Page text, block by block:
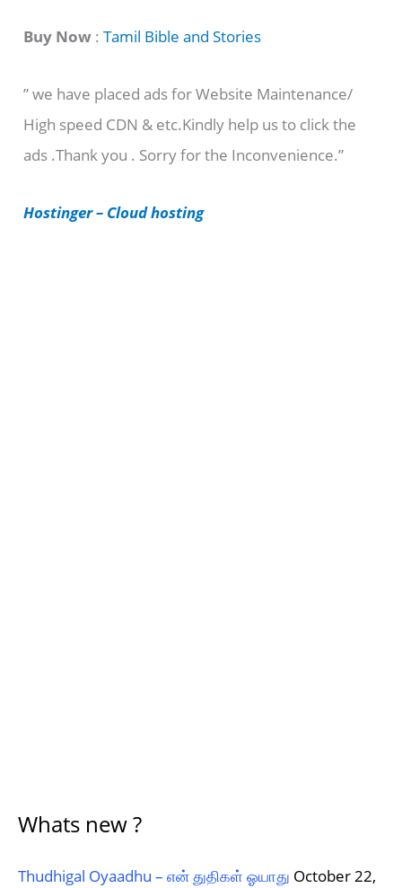
t
g
o
r
e
Buy Now :Tamil Bible and Stories
” we have placed ads for Website Maintenance/
High speed CDN & etc.Kindly help us to click the
ads .Thank you . Sorry for the Inconvenience.”
Hostinger – Cloud hosting
Whats new ?
Thudhigal Oyaadhu – என் துதிகள் ஓயாது October 22,